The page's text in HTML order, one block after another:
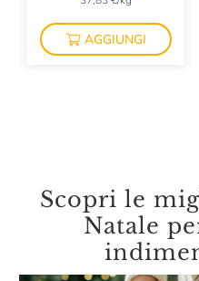
AGGIUNGI
Scopri le
Natale